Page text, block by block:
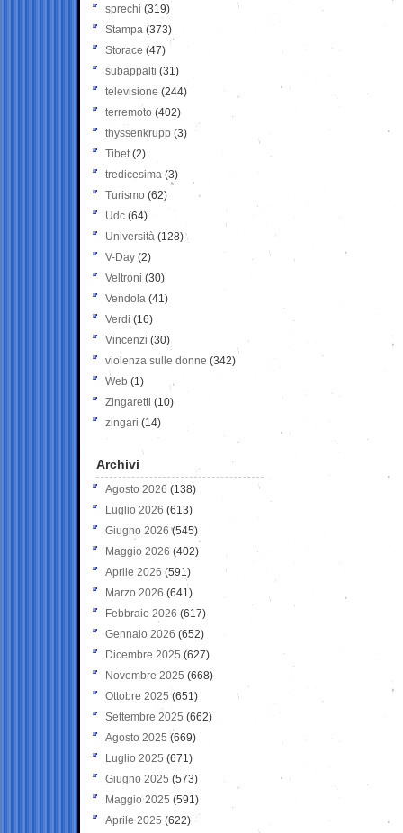
sprechi (319)
Stampa (373)
Storace (47)
subappalti (31)
televisione(244)
terremoto (402)
thyssenkrupp (3)
Tibet(2)
tredicesima (3)
Turismo (62)
Udc (64)
Università (128)
V-Day (2)
Veltroni (30)
Vendola (41)
Verdi (16)
Vincenzi (30)
violenza sulle donne (342)
Web (1)
Zingaretti (10)
zingari (14)
Archivi
Agosto 2026 (138)
Luglio 2026 (613)
Giugno 2026 (545)
Maggio 2026 (402)
Aprile 2026 (591)
Marzo 2026 (641)
Febbraio 2026 (617)
Gennaio 2026 (652)
Dicembre 2025 (627)
Novembre 2025 (668)
Ottobre 2025 (651)
Settembre 2025 (662)
Agosto 2025 (669)
Luglio 2025 (671)
Giugno 2025 (573)
Maggio 2025 (591)
Aprile 2025 (622)